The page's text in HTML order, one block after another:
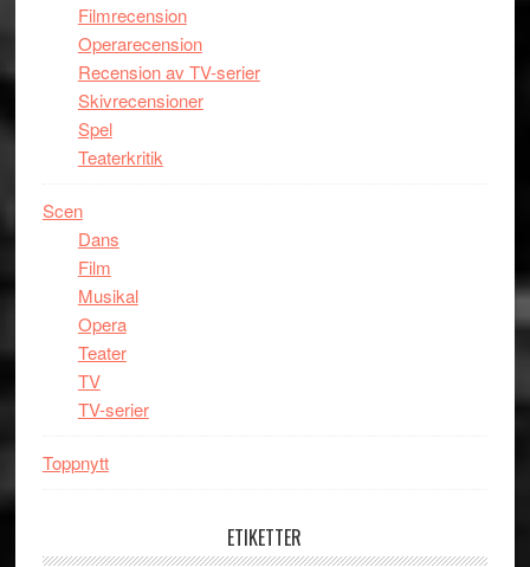
Filmrecension
Operarecension
Recension av TV-serier
Skivrecensioner
Spel
Teaterkritik
Scen
Dans
Film
Musikal
Opera
Teater
TV
TV-serier
Toppnytt
ETIKETTER